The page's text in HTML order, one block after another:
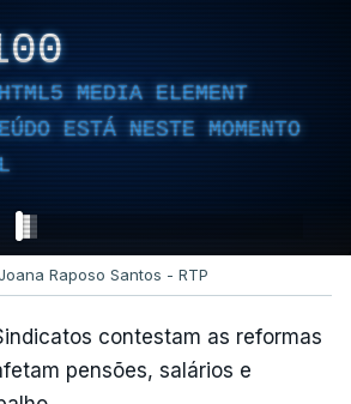
MEDIA ELEMENT
ESTÁ NESTE MOMENTO
Raposo Santos - RTP
contestam as reformas
pensões, salários e